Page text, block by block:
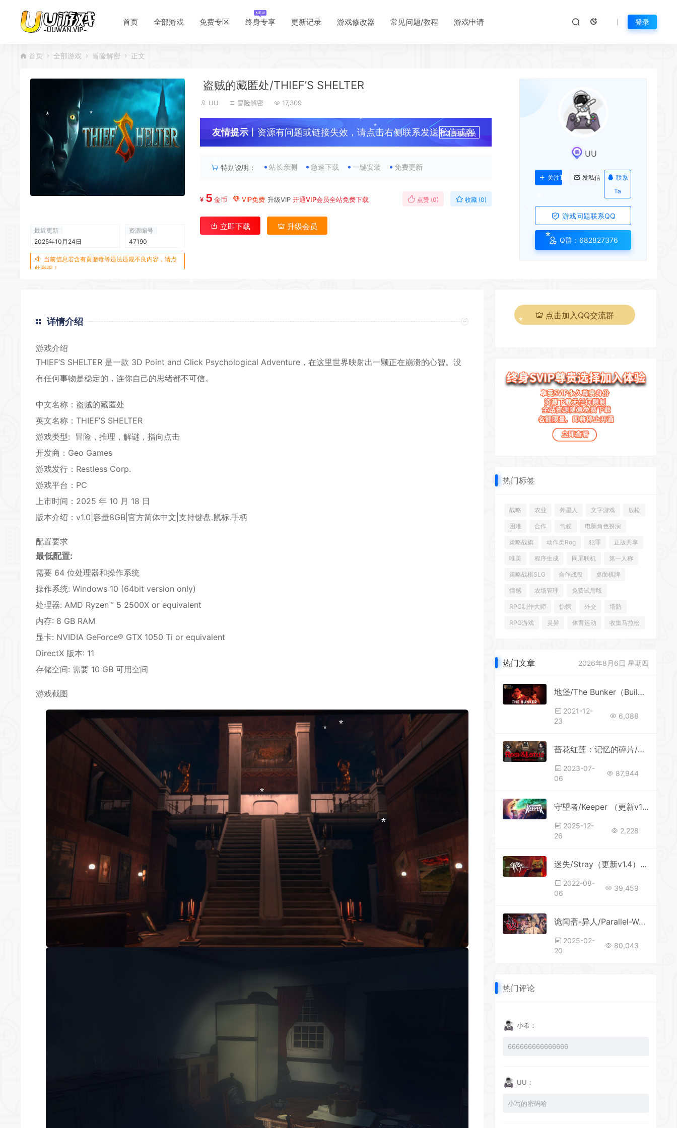
首页 全部游戏 免费专区 终身专享 更新记录 游戏修改器 常见问题/教程 游戏申请 登录
首页 全部游戏 冒险解密 正文
最近更新
2025年10月24日
资源编号
47190
当前信息若含有黄赌毒等违法违规不良内容，请点
此举报！
盗贼的藏匿处/THIEF’S SHELTER
UU 冒险解密 17,309
友情提示丨资源有问题或链接失效，请点击右侧联系发送私信或客
升级会员
特别说明： 站长亲测 急速下载 一键安装 免费更新
¥ 5 金币 VIP免费 升级VIP 开通VIP会员全站免费下载 点赞 (0) 收藏 (0)
立即下载 升级会员
UU
关注Ta 发私信
联系
Ta
游戏问题联系QQ
Q群：682827376
详情介绍
游戏介绍
THIEF’S SHELTER 是一款 3D Point and Click Psychological Adventure，在这里世界映射出一颗正在崩溃的心智。没
有任何事物是稳定的，连你自己的思绪都不可信。
中文名称：盗贼的藏匿处
英文名称：THIEF’S SHELTER
游戏类型: 冒险 ， 推理 ， 解谜 ， 指向点击
开发商：Geo Games
游戏发行：Restless Corp.
游戏平台：PC
上市时间：2025 年 10 月 18 日
版本介绍：v1.0|容量8GB|官方简体中文|支持键盘.鼠标.手柄
配置要求
最低配置:
需要 64 位处理器和操作系统
操作系统: Windows 10 (64bit version only)
处理器: AMD Ryzen™ 5 2500X or equivalent
内存: 8 GB RAM
显卡: NVIDIA GeForce® GTX 1050 Ti or equivalent
DirectX 版本: 11
存储空间: 需要 10 GB 可用空间
游戏截图
点击加入QQ交流群
热门标签
战略 农业 外星人 文字游戏 放松
困难 合作 驾驶 电脑角色扮演
策略战旗 动作类Rog 犯罪 正版共享
唯美 程序生成 同屏联机 第一人称
策略战棋SLG 合作战役 桌面棋牌
情感 农场管理 免费试用版
RPG制作大师 惊悚 外交 塔防
RPG游戏 灵异 体育运动 收集马拉松
热门文章 2026年8月6日 星期四
地堡/The Bunker（Build.20210903）
2021-12-
23
6,088
蔷花红莲：记忆的碎片/Rose and Lotus Petals of Memories
2023-07-
06
87,944
守望者/Keeper （更新v1216372）
2025-12-
26
2,228
迷失/Stray（更新v1.4）-喵喵喵？
2022-08-
06
39,459
诡闻斋-异人/Parallel-Weirdo
2025-02-
20
80,043
热门评论
小希：
666666666666666
UU：
小写的密码哈
*
*
*
*
*
*
*
*
*
*
*
*
*
*
*
*